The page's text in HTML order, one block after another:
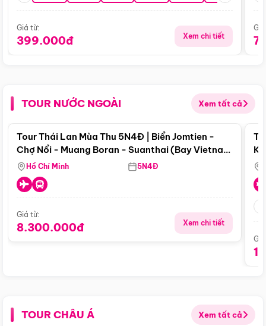
Giá từ:
399.000đ Xem chi tiết
TOUR NƯỚC NGOÀI Xem tất cả
Điểm nổi bật
Tour Thái Lan Mùa Thu 5N4Đ | Biển Jomtien -
Chợ Nổi - Muang Boran - Suanthai (Bay Vietnam
Airlines)
Hồ Chí Minh 5N4Đ
Giá từ:
8.300.000đ Xem chi tiết
TOUR CHÂU Á Xem tất cả
Điểm nổi bật